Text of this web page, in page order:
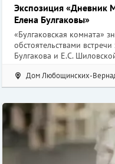
Экспозиция «Дневник
Елена Булгаковы»
«Булгаковская комната»
обстоятельствами
Булгакова и Е.С.
Дом Любощинских-